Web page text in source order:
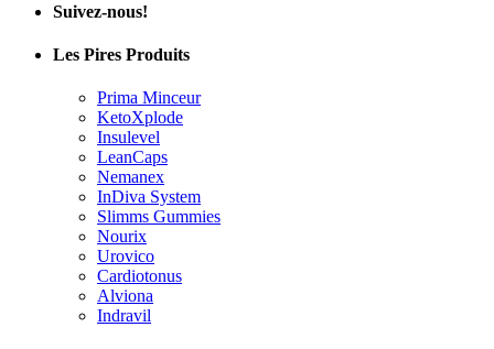
Suivez-nous!
Les Pires Produits
Prima Minceur
KetoXplode
Insulevel
LeanCaps
Nemanex
InDiva System
Slimms Gummies
Nourix
Urovico
Cardiotonus
Alviona
Indravil